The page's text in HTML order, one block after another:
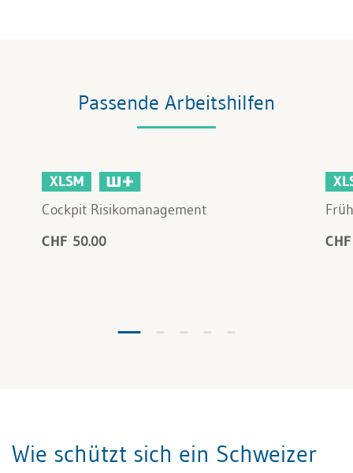
Passende Arbeitshilfen
XLSM
Cockpit Risikomanagement
CHF 50.00
Wie schützt sich ein Schweizer